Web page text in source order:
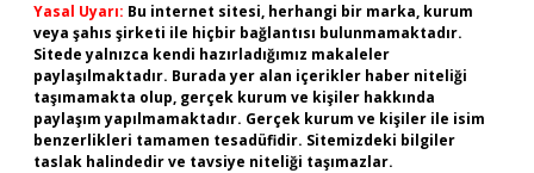
Yasal Uyarı: Bu internet sitesi, herhangi bir marka, kurum
veya şahıs şirketi ile hiçbir bağlantısı bulunmamaktadır.
Sitede yalnızca kendi hazırladığımız makaleler
paylaşılmaktadır. Burada yer alan içerikler haber niteliği
taşımamakta olup, gerçek kurum ve kişiler hakkında
paylaşım yapılmamaktadır. Gerçek kurum ve kişiler ile isim
benzerlikleri tamamen tesadüfidir. Sitemizdeki bilgiler
taslak halindedir ve tavsiye niteliği taşımazlar.